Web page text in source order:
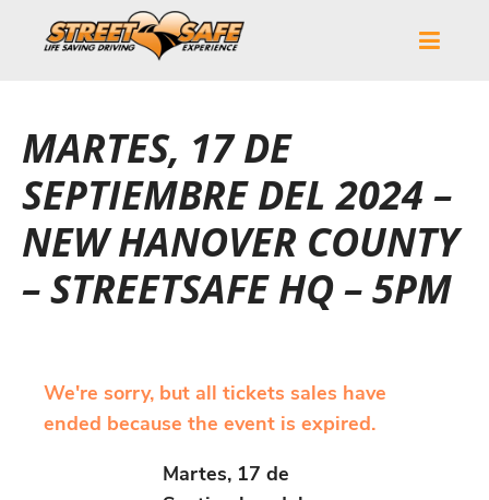
MARTES, 17 DE
SEPTIEMBRE DEL 2024 –
NEW HANOVER COUNTY
– STREETSAFE HQ – 5PM
We're sorry, but all tickets sales have
ended because the event is expired.
Martes, 17 de